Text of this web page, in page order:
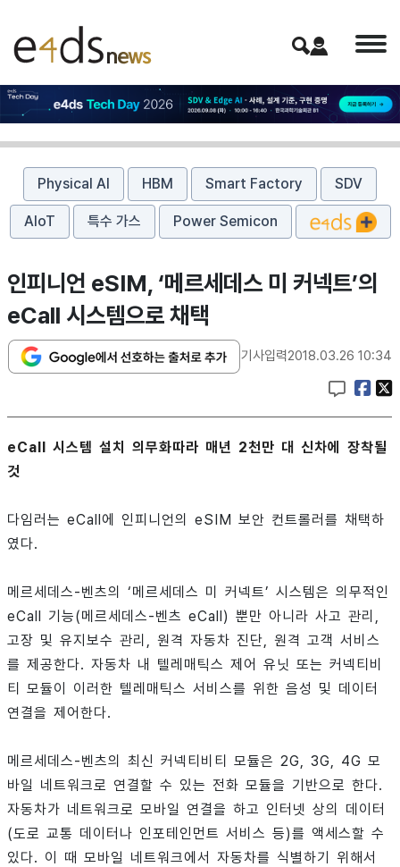
Physical AI HBM Smart Factory SDV
AIoT 특수 가스 Power Semicon
인피니언 eSIM, ‘메르세데스 미 커넥트’의
eCall 시스템으로 채택
기사입력2018.03.26 10:34
eCall 시스템 설치 의무화따라 매년 2천만 대 신차에 장착될
것
다임러는 eCall에 인피니언의 eSIM 보안 컨트롤러를 채택하
였다.
메르세데스-벤츠의 ‘메르세데스 미 커넥트’ 시스템은 의무적인
eCall 기능(메르세데스-벤츠 eCall) 뿐만 아니라 사고 관리,
고장 및 유지보수 관리, 원격 자동차 진단, 원격 고객 서비스
를 제공한다. 자동차 내 텔레매틱스 제어 유닛 또는 커넥티비
티 모듈이 이러한 텔레매틱스 서비스를 위한 음성 및 데이터
연결을 제어한다.
메르세데스-벤츠의 최신 커넥티비티 모듈은 2G, 3G, 4G 모
바일 네트워크로 연결할 수 있는 전화 모듈을 기반으로 한다.
자동차가 네트워크로 모바일 연결을 하고 인터넷 상의 데이터
(도로 교통 데이터나 인포테인먼트 서비스 등)를 액세스할 수
있다. 이 때 모바일 네트워크에서 자동차를 식별하기 위해서